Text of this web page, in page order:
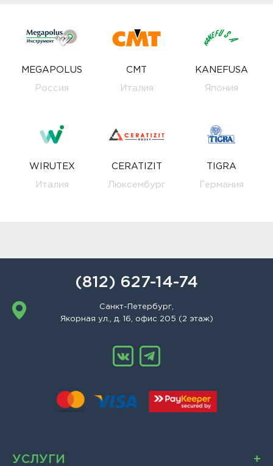
MEGAPOLUS
Россия
CMT
Италия
KANEFUSA
Япония
WIRUTEX
Италия
CERATIZIT
Люксембург
TIGRA
Германия
(812) 627-14-74
Санкт-Петербург,
Якорная ул., д. 16, офис 205 (2 этаж)
УСЛУГИ